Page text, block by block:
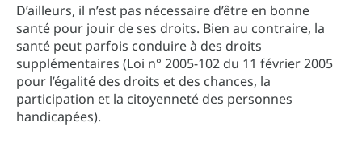
D’ailleurs, il n’est pas nécessaire d’être en bonne
santé pour jouir de ses droits. Bien au contraire, la
santé peut parfois conduire à des droits
supplémentaires (Loi n° 2005-102 du 11 février 2005
pour l’égalité des droits et des chances, la
participation et la citoyenneté des personnes
handicapées).